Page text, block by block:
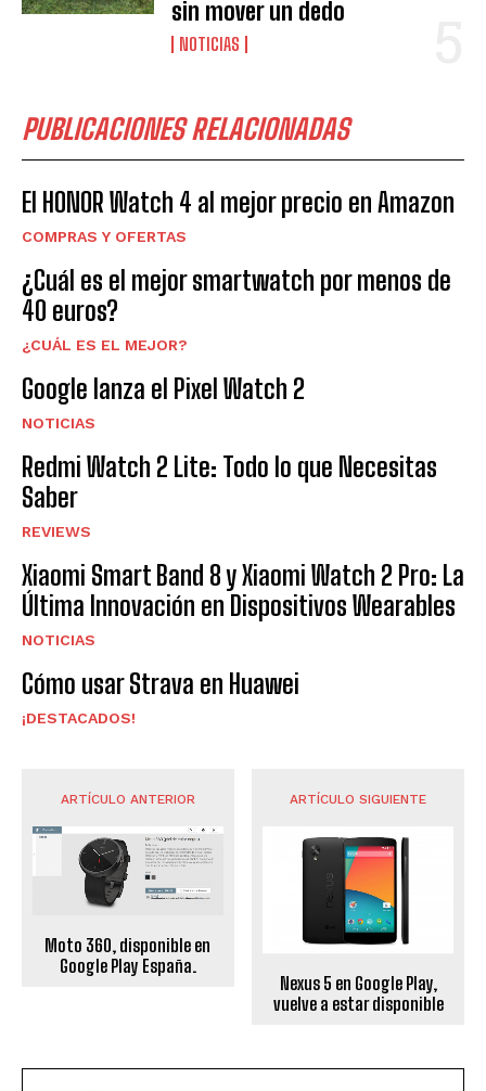
sin mover un dedo
NOTICIAS
PUBLICACIONES RELACIONADAS
El HONOR Watch 4 al mejor precio en Amazon
COMPRAS Y OFERTAS
¿Cuál es el mejor smartwatch por menos de
40 euros?
¿CUÁL ES EL MEJOR?
Google lanza el Pixel Watch 2
NOTICIAS
Redmi Watch 2 Lite: Todo lo que Necesitas
Saber
REVIEWS
Xiaomi Smart Band 8 y Xiaomi Watch 2 Pro: La
Última Innovación en Dispositivos Wearables
NOTICIAS
Cómo usar Strava en Huawei
¡DESTACADOS!
ARTÍCULO ANTERIOR
Moto 360, disponible en
Google Play España.
ARTÍCULO SIGUIENTE
Nexus 5 en Google Play,
vuelve a estar disponible